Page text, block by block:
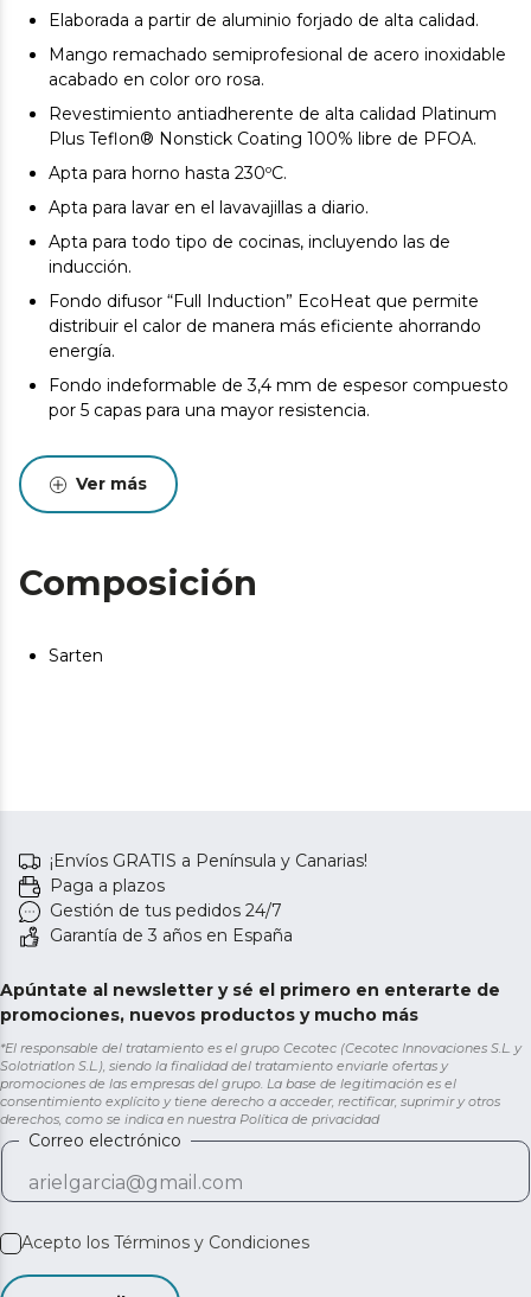
Elaborada a partir de aluminio forjado de alta calidad.
Mango remachado semiprofesional de acero inoxidable
acabado en color oro rosa.
Revestimiento antiadherente de alta calidad Platinum
Plus Teflon® Nonstick Coating 100% libre de PFOA.
Apta para horno hasta 230ºC.
Apta para lavar en el lavavajillas a diario.
Apta para todo tipo de cocinas, incluyendo las de
inducción.
Fondo difusor “Full Induction” EcoHeat que permite
distribuir el calor de manera más eficiente ahorrando
energía.
Fondo indeformable de 3,4 mm de espesor compuesto
por 5 capas para una mayor resistencia.
Ver más
Composición
Sarten
¡Envíos GRATIS a Península y Canarias!
Paga a plazos
Gestión de tus pedidos 24/7
Garantía de 3 años en España
Apúntate al newsletter y sé el primero en enterarte de
promociones, nuevos productos y mucho más
*El responsable del tratamiento es el grupo Cecotec (Cecotec Innovaciones S.L. y
Solotriatlon S.L.), siendo la finalidad del tratamiento enviarle ofertas y
promociones de las empresas del grupo. La base de legitimación es el
consentimiento explícito y tiene derecho a acceder, rectificar, suprimir y otros
derechos, como se indica en nuestra Política de privacidad
Correo electrónico
Acepto los Términos y Condiciones